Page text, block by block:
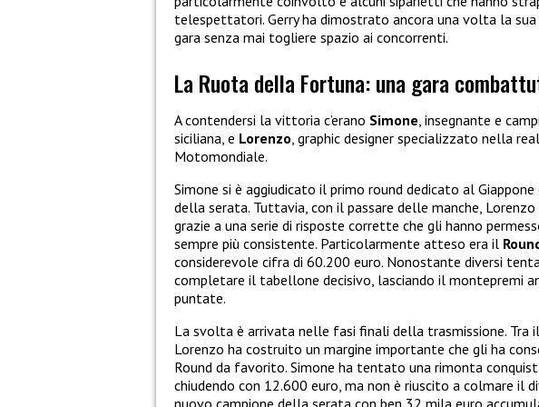
telespettatori. Gerry ha dimostrato ancora una volta la
gara senza mai togliere spazio ai concorrenti.
La Ruota della Fortuna: una gara
A contendersi la vittoria c’erano Simone , insegnante e
siciliana, e Lorenzo , graphic designer specializzato nella
Motomondiale.
Simone si è aggiudicato il primo round dedicato al
della serata. Tuttavia, con il passare delle manche,
grazie a una serie di risposte corrette che gli hanno
sempre più consistente. Particolarmente atteso era il
considerevole cifra di 60.200 euro. Nonostante diversi
completare il tabellone decisivo, lasciando il montepremi
puntate.
La svolta è arrivata nelle fasi finali della trasmissione. Tra il
Lorenzo ha costruito un margine importante che gli ha
Round da favorito. Simone ha tentato una rimonta
chiudendo con 12.600 euro, ma non è riuscito a colmare il
nuovo campione della serata con ben 32 mila euro